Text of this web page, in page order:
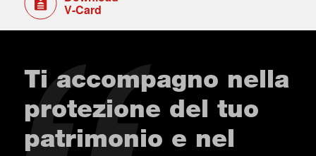
V-Card
Ti accompagno nella
protezione del tuo
patrimonio e nel